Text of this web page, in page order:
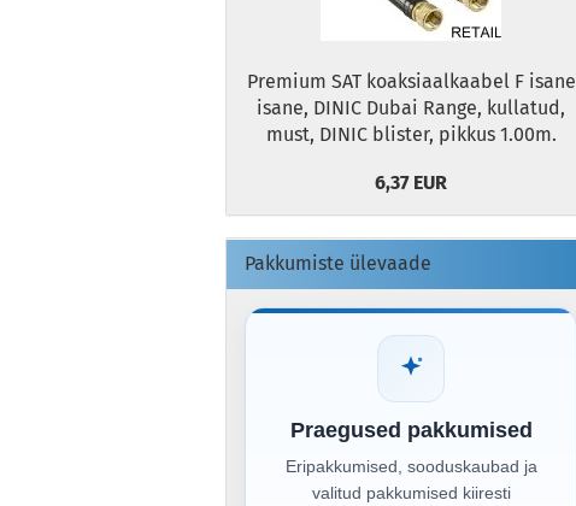
Premium SAT koaksiaalkaabel F isane
isane, DINIC Dubai Range, kullatud,
must, DINIC blister, pikkus 1.00m.
6,37 EUR
Pakkumiste ülevaade
Praegused pakkumised
Eripakkumised, sooduskaubad ja
valitud pakkumised kiiresti